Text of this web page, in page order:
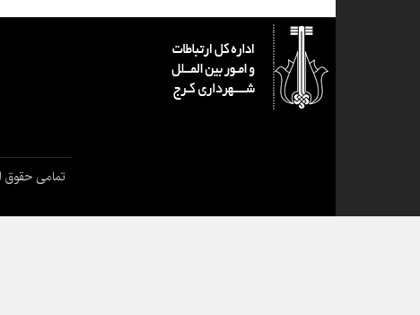
تمامی حقوق